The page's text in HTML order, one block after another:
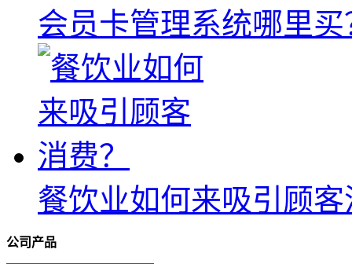
会员卡管理系统哪里买
餐饮业如何来吸引顾
公司产品